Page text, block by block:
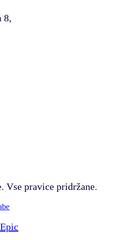
8,
Vse pravice pridržane.
Epic